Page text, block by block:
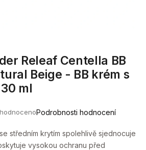
Podrobnosti hodnocení
Releaf Centella BB
Beige - BB krém s
ml
středním krytím spolehlivě sjednocuje
vysokou ochranu před